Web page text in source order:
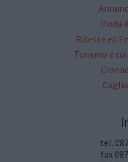
Moda
Ricette ed
Turismo e
tel.
fax